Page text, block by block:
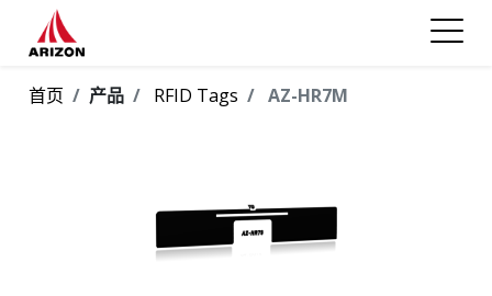
首页 产品 RFID Tags AZ-HR7M